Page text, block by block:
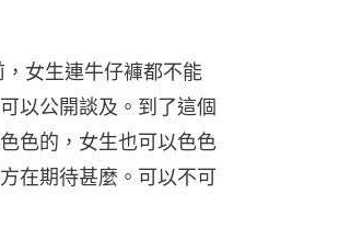
女生連牛仔褲都不能
以公開談及。到了這個
色的，女生也可以色色
在期待甚麼。可以不可